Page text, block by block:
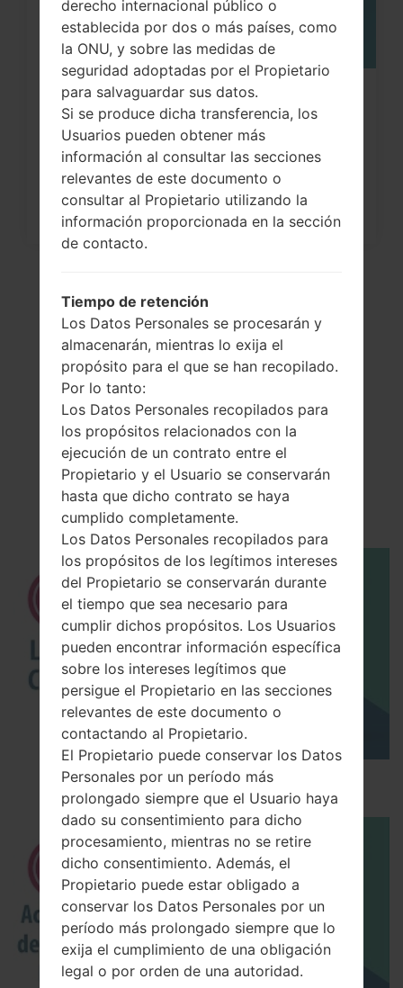
¿Cómo restablecer datos de fábrica
a través del menú...
El vídeo
LGBL20T(LGBL20T)
akaLG Chocolate
Los 5 principales Códigos Secretos para LG!
derecho internacional público o
establecida por dos o más países, como
la ONU, y sobre las medidas de
seguridad adoptadas por el Propietario
para salvaguardar sus datos.
Si se produce dicha transferencia, los
Usuarios pueden obtener más
información al consultar las secciones
relevantes de este documento o
consultar al Propietario utilizando la
información proporcionada en la sección
de contacto.
Tiempo de retención
Los Datos Personales se procesarán y
almacenarán, mientras lo exija el
propósito para el que se han recopilado.
Por lo tanto:
Los Datos Personales recopilados para
los propósitos relacionados con la
ejecución de un contrato entre el
Propietario y el Usuario se conservarán
hasta que dicho contrato se haya
cumplido completamente.
Los Datos Personales recopilados para
los propósitos de los legítimos intereses
del Propietario se conservarán durante
el tiempo que sea necesario para
cumplir dichos propósitos. Los Usuarios
pueden encontrar información específica
sobre los intereses legítimos que
persigue el Propietario en las secciones
relevantes de este documento o
contactando al Propietario.
El Propietario puede conservar los Datos
Personales por un período más
prolongado siempre que el Usuario haya
dado su consentimiento para dicho
procesamiento, mientras no se retire
dicho consentimiento. Además, el
Propietario puede estar obligado a
conservar los Datos Personales por un
período más prolongado siempre que lo
exija el cumplimiento de una obligación
legal o por orden de una autoridad.